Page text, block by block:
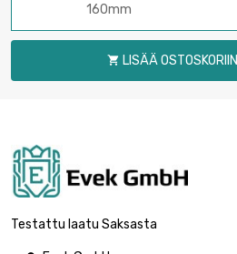
160mm
 LISÄÄ OSTOSKORIIN
Testattu laatu Saksasta